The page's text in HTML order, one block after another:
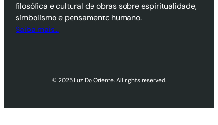
filosófica e cultural de obras sobre espiritualidade,
simbolismo e pensamento humano.
Saiba mais…
© 2025 Luz Do Oriente. All rights reserved.